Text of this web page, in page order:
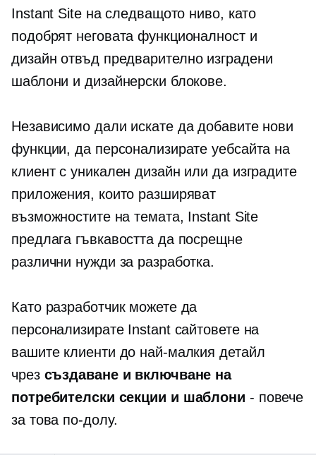
Instant Site на следващото ниво, като
подобрят неговата функционалност и
дизайн отвъд предварително изградени
шаблони и дизайнерски блокове.
Независимо дали искате да добавите нови
функции, да персонализирате уебсайта на
клиент с уникален дизайн или да изградите
приложения, които разширяват
възможностите на темата, Instant Site
предлага гъвкавостта да посрещне
различни нужди за разработка.
Като разработчик можете да
персонализирате Instant сайтовете на
вашите клиенти до най-малкия детайл
чрез създаване и включване на
потребителски секции и шаблони - повече
за това по-долу.